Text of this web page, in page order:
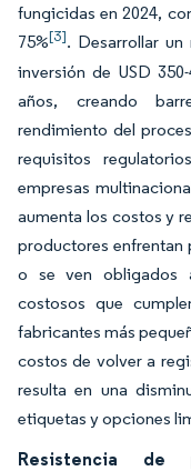
fungicidas en 2024,
75%[3]. Desarrollar
inversión de USD
años, creando
rendimiento del
requisitos
empresas
aumenta los costos y
productores enfrentan
o se ven obligados
costosos que
fabricantes más
costos de volver a
resulta en una
etiquetas y opciones
Resistencia